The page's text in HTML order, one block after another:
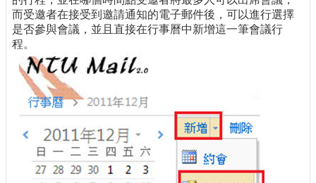
而受邀者在接受到邀請通知的電子郵件後，可以進行選擇
是否參與會議，並且直接在行事曆中新增這一筆會議行
程。